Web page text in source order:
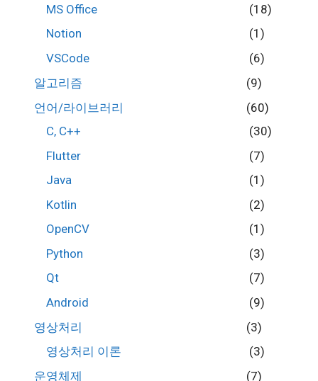
MS Office
(18)
Notion
(1)
VSCode
(6)
알고리즘
(9)
언어/라이브러리
(60)
C, C++
(30)
Flutter
(7)
Java
(1)
Kotlin
(2)
OpenCV
(1)
Python
(3)
Qt
(7)
Android
(9)
영상처리
(3)
영상처리 이론
(3)
운영체제
(7)